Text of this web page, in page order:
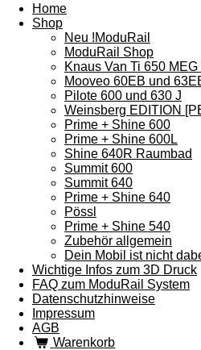
Home
Shop
Neu !ModuRail
ModuRail Shop
Knaus Van Ti 650
Mooveo 60EB und
Pilote 600 und 630 J
Weinsberg EDITION
Prime + Shine 600
Prime + Shine 600L
Shine 640R Raumbad
Summit 600
Summit 640
Prime + Shine 640
Pössl
Prime + Shine 540
Zubehör allgemein
Dein Mobil ist nicht
Wichtige Infos zum 3D Druck
FAQ zum ModuRail System
Datenschutzhinweise
Impressum
AGB
Warenkorb